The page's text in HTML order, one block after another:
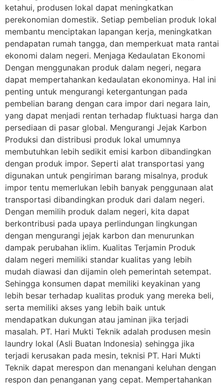
ketahui, produsen lokal dapat meningkatkan
perekonomian domestik. Setiap pembelian produk lokal
membantu menciptakan lapangan kerja, meningkatkan
pendapatan rumah tangga, dan memperkuat mata rantai
ekonomi dalam negeri. Menjaga Kedaulatan Ekonomi
Dengan menggunakan produk dalam negeri, negara
dapat mempertahankan kedaulatan ekonominya. Hal ini
penting untuk mengurangi ketergantungan pada
pembelian barang dengan cara impor dari negara lain,
yang dapat menjadi rentan terhadap fluktuasi harga dan
persediaan di pasar global. Mengurangi Jejak Karbon
Produksi dan distribusi produk lokal umumnya
membutuhkan lebih sedikit emisi karbon dibandingkan
dengan produk impor. Seperti alat transportasi yang
digunakan untuk pengiriman barang misalnya, produk
impor tentu memerlukan lebih banyak penggunaan alat
transportasi dibandingkan produk dari dalam negeri.
Dengan memilih produk dalam negeri, kita dapat
berkontribusi pada upaya perlindungan lingkungan
dengan mengurangi jejak karbon dan menurunkan
dampak perubahan iklim. Kualitas Terjamin Produk
dalam negeri memiliki standar kualitas yang lebih
mudah diawasi dan dijamin oleh pemerintah setempat.
Sehingga konsumen dapat memiliki keyakinan yang
lebih besar terhadap kualitas produk yang mereka beli,
serta memiliki akses yang lebih baik untuk
mendapatkan dukungan atau jaminan jika terjadi
masalah. PT. Hari Mukti Teknik adalah produsen mesin
laundry lokal (Asli Buatan Indonesia) sehingga jika
terjadi kerusakan pada mesin, teknisi PT. Hari Mukti
Teknik dapat merespon dan menangani keluhan dengan
respon dan penanganan yang cepat. Mempertahankan